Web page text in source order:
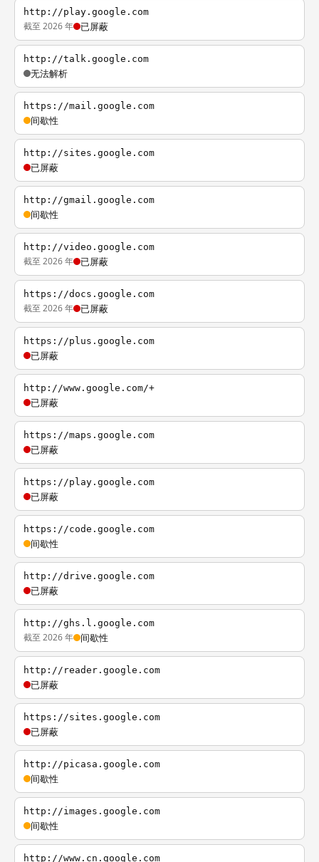
http://play.google.com
截至 2026 年 已屏蔽
http://talk.google.com
无法解析
https://mail.google.com
间歇性
http://sites.google.com
已屏蔽
http://gmail.google.com
间歇性
http://video.google.com
截至 2026 年 已屏蔽
https://docs.google.com
截至 2026 年 已屏蔽
https://plus.google.com
已屏蔽
http://www.google.com/+
已屏蔽
https://maps.google.com
已屏蔽
https://play.google.com
已屏蔽
https://code.google.com
间歇性
http://drive.google.com
已屏蔽
http://ghs.l.google.com
截至 2026 年 间歇性
http://reader.google.com
已屏蔽
https://sites.google.com
已屏蔽
http://picasa.google.com
间歇性
http://images.google.com
间歇性
http://www.cn.google.com